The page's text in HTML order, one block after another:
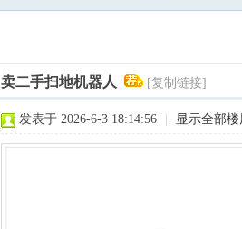
卖二手扫地机器人 [复制链接]
发表于 2026-6-3 18:14:56 显示全部楼